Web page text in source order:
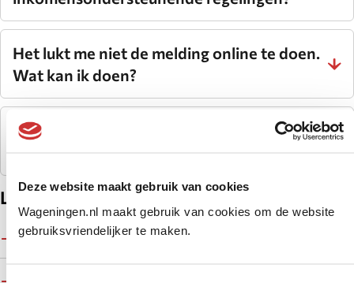
Deze website maakt gebruik van cookies
Wageningen.nl maakt gebruik van cookies om de website
gebruiksvriendelijker te maken.
Het lukt me niet de melding online te doen.
Wat kan ik doen?
Waar kan ik terecht met andere
Links
Informatie over bijstand